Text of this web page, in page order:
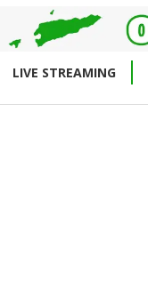
LIVE STREAMING